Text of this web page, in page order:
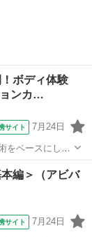
ボディ体験
ンカ…
サイト 7月24日
ベースにし
帰ったころはあ
てみて下さいね
編＞（アビバ
サイト 7月24日